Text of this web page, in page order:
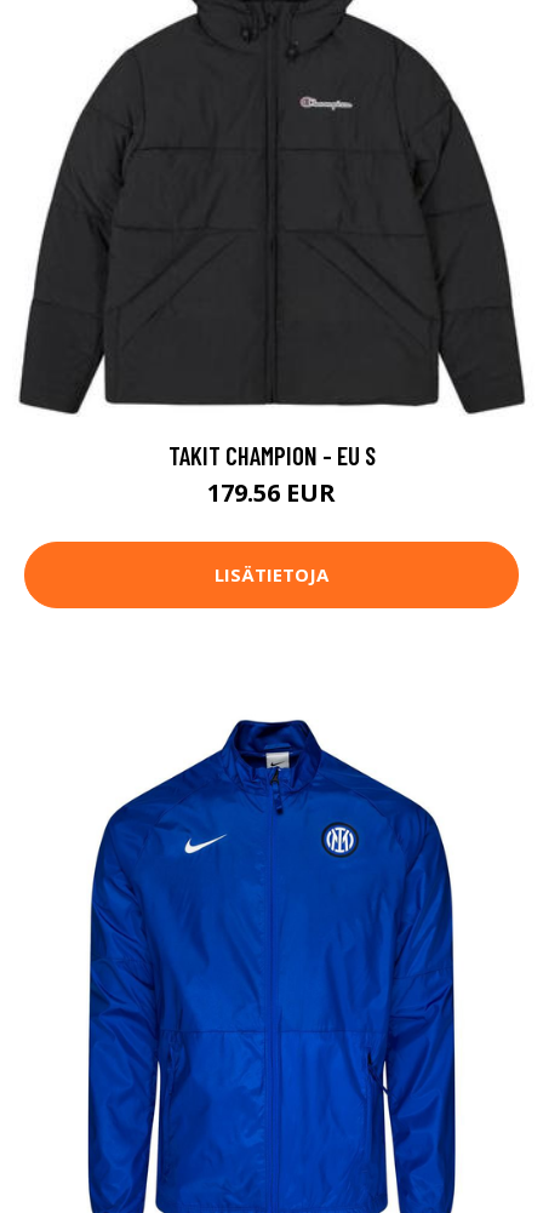
TAKIT CHAMPION - EU S
179.56 EUR
LISÄTIETOJA